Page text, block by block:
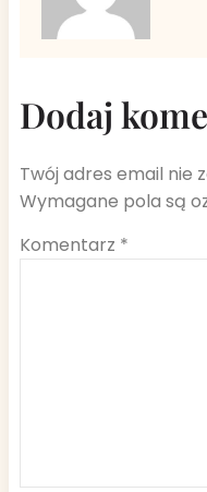
Dodaj
Twój adres email nie
Wymagane pola są
Komentarz *